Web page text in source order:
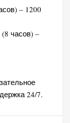
– 1200
часов) –
24/7.